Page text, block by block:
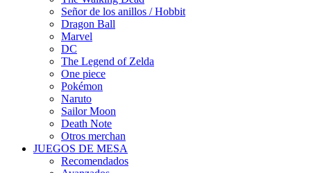
Señor de los anillos / Hobbit
Dragon Ball
Marvel
DC
The Legend of Zelda
One piece
Pokémon
Naruto
Sailor Moon
Death Note
Otros merchan
JUEGOS DE MESA
Recomendados